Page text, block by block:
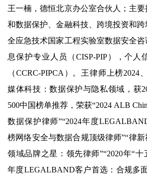
王一楠，德恒北京办公室合伙人；主
和数据保护、金融科技、跨境投资和
全应急技术国家工程实验室数据安全
息保护专业人员（CISP-PIP），个人
（CCRC-PIPCA）。王律师上榜2024
媒体科技：数据保护与隐私领域，获
500中国榜单推荐，荣获“2024 ALB
数据保护律师”“2024年度
榜网络安全与数据合规顶级律师”“律
领域品牌之星：领先律师”“2020年“十
年度LEGALBAND客户首选：合规多